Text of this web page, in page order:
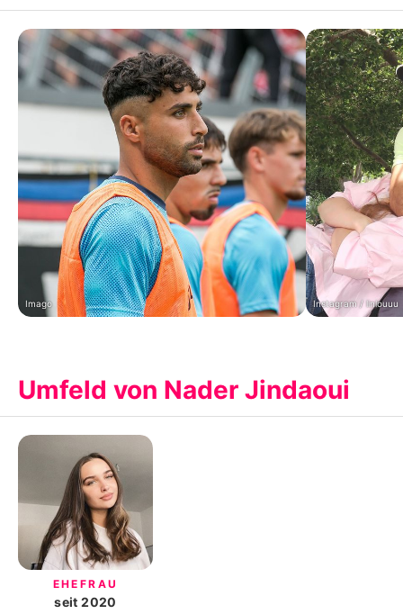
Imago Instagram / linlouuu
Umfeld von Nader Jindaoui
EHEFRAU
seit2020